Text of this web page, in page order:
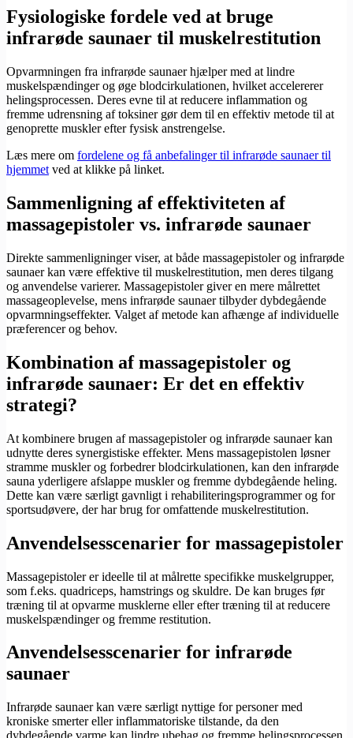
Fysiologiske fordele ved at bruge
infrarøde saunaer til muskelrestitution
Opvarmningen fra infrarøde saunaer hjælper med at lindre
muskelspændinger og øge blodcirkulationen, hvilket accelererer
helingsprocessen. Deres evne til at reducere inflammation og
fremme udrensning af toksiner gør dem til en effektiv metode til at
genoprette muskler efter fysisk anstrengelse.
Læs mere om fordelene og få anbefalinger til infrarøde saunaer til
hjemmet ved at klikke på linket.
Sammenligning af effektiviteten af
massagepistoler vs. infrarøde saunaer
Direkte sammenligninger viser, at både massagepistoler og infrarøde
saunaer kan være effektive til muskelrestitution, men deres tilgang
og anvendelse varierer. Massagepistoler giver en mere målrettet
massageoplevelse, mens infrarøde saunaer tilbyder dybdegående
opvarmningseffekter. Valget af metode kan afhænge af individuelle
præferencer og behov.
Kombination af massagepistoler og
infrarøde saunaer: Er det en effektiv
strategi?
At kombinere brugen af massagepistoler og infrarøde saunaer kan
udnytte deres synergistiske effekter. Mens massagepistolen løsner
stramme muskler og forbedrer blodcirkulationen, kan den infrarøde
sauna yderligere afslappe muskler og fremme dybdegående heling.
Dette kan være særligt gavnligt i rehabiliteringsprogrammer og for
sportsudøvere, der har brug for omfattende muskelrestitution.
Anvendelsesscenarier for massagepistoler
Massagepistoler er ideelle til at målrette specifikke muskelgrupper,
som f.eks. quadriceps, hamstrings og skuldre. De kan bruges før
træning til at opvarme musklerne eller efter træning til at reducere
muskelspændinger og fremme restitution.
Anvendelsesscenarier for infrarøde
saunaer
Infrarøde saunaer kan være særligt nyttige for personer med
kroniske smerter eller inflammatoriske tilstande, da den